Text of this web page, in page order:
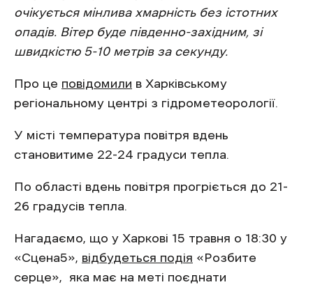
очікується мінлива хмарність без істотних
опадів. Вітер буде південно-західним, зі
швидкістю 5-10 метрів за секунду.
Про це повідомили в Харківському
регіональному центрі з гідрометеорології.
У місті температура повітря вдень
становитиме 22-24 градуси тепла.
По області вдень повітря прогріється до 21-
26 градусів тепла.
Нагадаємо, що у Харкові 15 травня о 18:30 у
«Сцена5», відбудеться подія «Розбите
серце», яка має на меті поєднати